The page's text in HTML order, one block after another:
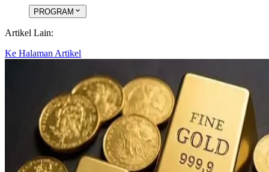
PROGRAM
Artikel Lain:
Ke Halaman Artikel